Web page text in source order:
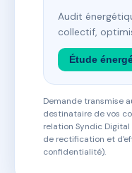
Audit
collectif,
Étude
Demande transmise
destinataire de vos
relation Syndic
de rectification et
confidentialité).